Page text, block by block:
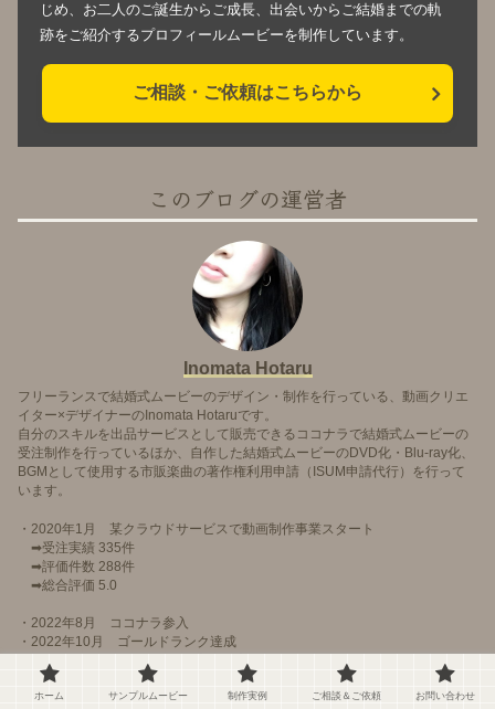
じめ、お二人のご誕生からご成長、出会いからご結婚までの軌
跡をご紹介するプロフィールムービーを制作しています。
ご相談・ご依頼はこちらから
このブログの運営者
Inomata Hotaru
フリーランスで結婚式ムービーのデザイン・制作を行っている、動画クリエ
イター×デザイナーのInomata Hotaruです。
自分のスキルを出品サービスとして販売できるココナラで結婚式ムービーの
受注制作を行っているほか、自作した結婚式ムービーのDVD化・Blu-ray化、
BGMとして使用する市販楽曲の著作権利用申請（ISUM申請代行）を行って
います。
・2020年1月 某クラウドサービスで動画制作事業スタート
➡受注実績 335件
➡評価件数 288件
➡総合評価 5.0
・2022年8月 ココナラ参入
・2022年10月 ゴールドランク達成
・2023年4月 ISUM登録事業者に正規登録
・2023年5月 プラチナランク達成
ホーム サンプルムービー 制作実例 ご相談＆ご依頼 お問い合わせ